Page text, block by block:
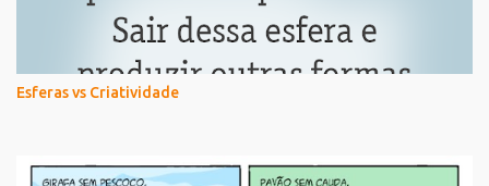
Esferas vs Criatividade